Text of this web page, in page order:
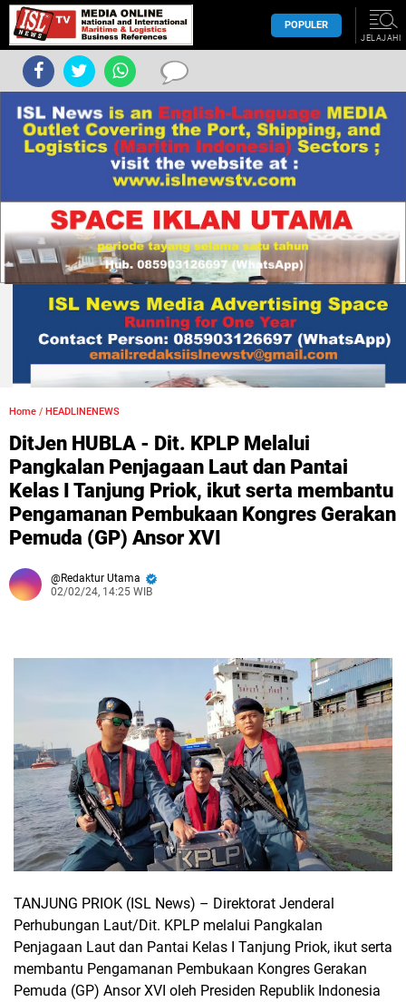
POPULER
JELAJAHI
Home / HEADLINENEWS
DitJen HUBLA - Dit. KPLP Melalui
Pangkalan Penjagaan Laut dan Pantai
Kelas I Tanjung Priok, ikut serta membantu
Pengamanan Pembukaan Kongres Gerakan
Pemuda (GP) Ansor XVI
Redaktur Utama
02/02/24, 14:25 WIB
TANJUNG PRIOK (ISL News) – Direktorat Jenderal
Perhubungan Laut/Dit. KPLP melalui Pangkalan
Penjagaan Laut dan Pantai Kelas I Tanjung Priok, ikut serta
membantu Pengamanan Pembukaan Kongres Gerakan
Pemuda (GP) Ansor XVI oleh Presiden Republik Indonesia